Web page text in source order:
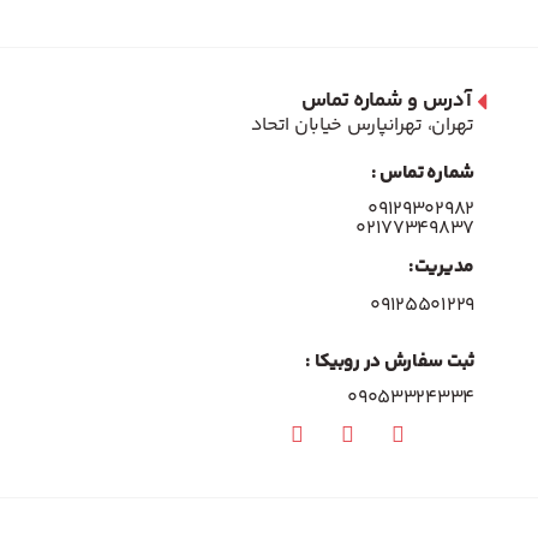
آدرس و شماره تماس
تهران، تهرانپارس خیابان اتحاد
شماره تماس :
۰۹۱۲۹۳۰۲۹۸۲
۰۲۱۷۷۳۴۹۸۳۷
مدیریت:
۰۹۱۲۵۵۰۱۲۲۹
ثبت سفارش در روبیکا :
09053324334